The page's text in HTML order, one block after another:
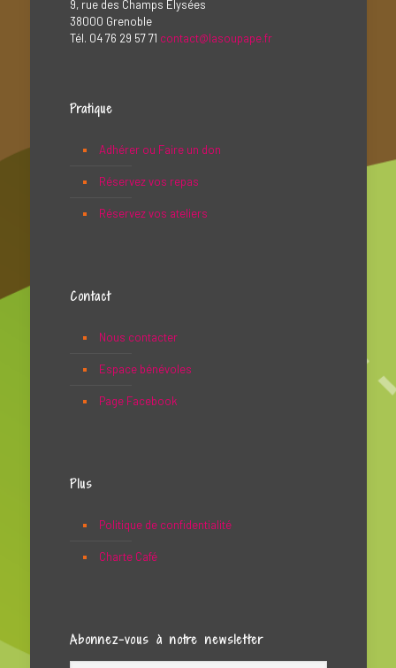
9, rue des Champs Élysées
38000 Grenoble
Tél. 04 76 29 57 71 contact@lasoupape.fr
Pratique
Adhérer ou Faire un don
Réservez vos repas
Réservez vos ateliers
Contact
Nous contacter
Espace bénévoles
Page Facebook
Plus
Politique de confidentialité
Charte Café
Abonnez-vous à notre newsletter